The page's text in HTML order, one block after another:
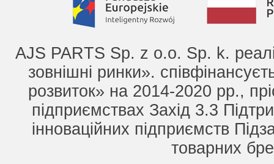
AJS PARTS Sp. z o.o. Sp. k.
зовнішні ринки».
розвиток» на 2014-2020 рр.,
підприємствах Захід 3.3
інноваційних підприємств
товарних